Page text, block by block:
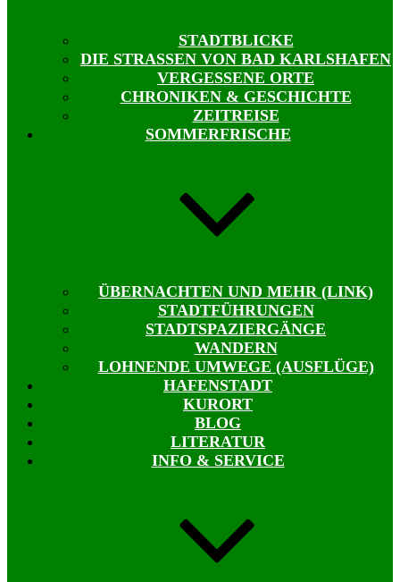
STADTBLICKE
DIE STRASSEN VON BAD KARLSHAFEN
VERGESSENE ORTE
CHRONIKEN & GESCHICHTE
ZEITREISE
SOMMERFRISCHE
ÜBERNACHTEN UND MEHR (LINK)
STADTFÜHRUNGEN
STADTSPAZIERGÄNGE
WANDERN
LOHNENDE UMWEGE (AUSFLÜGE)
HAFENSTADT
KURORT
BLOG
LITERATUR
INFO & SERVICE